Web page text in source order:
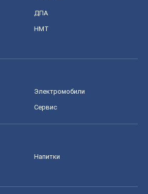
ДПА
НМТ
Электромобили
Сервис
Напитки